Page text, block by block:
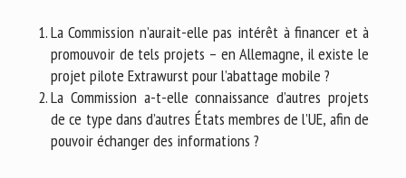
La Commission n’aurait-elle pas intérêt à financer et à
promouvoir de tels projets – en Allemagne, il existe le
projet pilote Extrawurst pour l’abattage mobile ?
La Commission a-t-elle connaissance d’autres projets
de ce type dans d’autres États membres de l’UE, afin de
pouvoir échanger des informations ?
relation avec le CNR BEA. *
Les champs suivis de * sont obligatoires